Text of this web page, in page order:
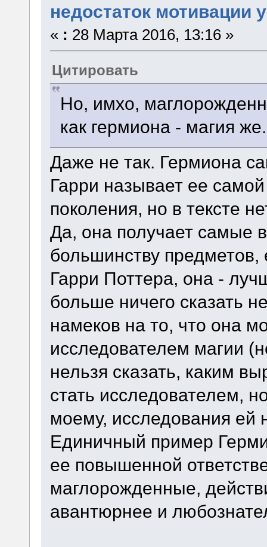
недостаток мотивации
« : 28 Марта 2016, 13:16 »
Цитировать
Но, имхо,
как гермиона - магия же.
Даже не так. Гермиона
Гарри называет ее
поколения, но в тексте
Да, она получает самые
большинству предметов,
Гарри Поттера, она -
больше ничего сказать
намеков на то, что она
исследователем магии
нельзя сказать, каким
стать исследователем,
моему, исследования ей
Единичный пример
ее повышенной
маглорожденные,
авантюрнее и